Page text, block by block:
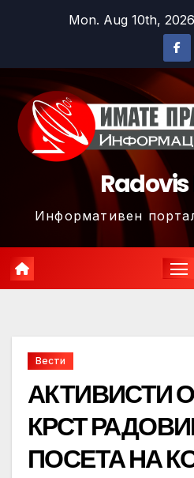
Mon. Aug 10th, 2026
Информативен
Вести
АКТИВИСТИ
КРСТ
ПОСЕТА НА